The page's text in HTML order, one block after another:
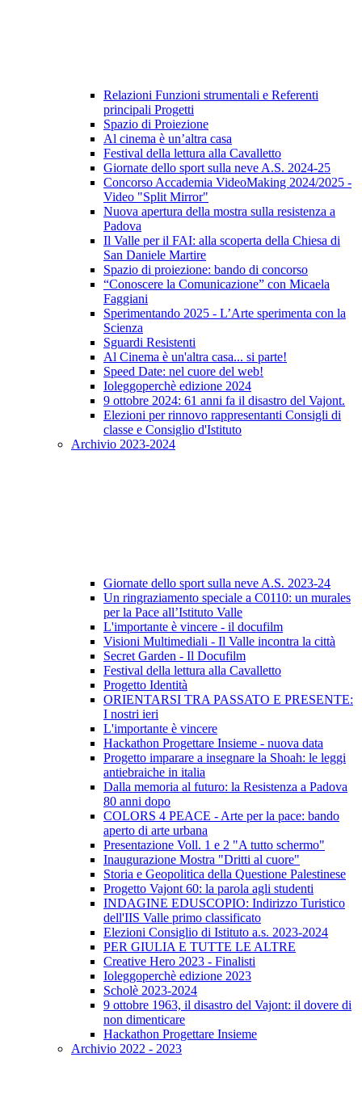
Relazioni Funzioni strumentali e Referenti
principali Progetti
Spazio di Proiezione
Al cinema è un’altra casa
Festival della lettura alla Cavalletto
Giornate dello sport sulla neve A.S. 2024-25
Concorso Accademia VideoMaking 2024/2025 -
Video "Split Mirror"
Nuova apertura della mostra sulla resistenza a
Padova
Il Valle per il FAI: alla scoperta della Chiesa di
San Daniele Martire
Spazio di proiezione: bando di concorso
“Conoscere la Comunicazione” con Micaela
Faggiani
Sperimentando 2025 - L’Arte sperimenta con la
Scienza
Sguardi Resistenti
Al Cinema è un'altra casa... si parte!
Speed Date: nel cuore del web!
Ioleggoperchè edizione 2024
9 ottobre 2024: 61 anni fa il disastro del Vajont.
Elezioni per rinnovo rappresentanti Consigli di
classe e Consiglio d'Istituto
Archivio 2023-2024
Giornate dello sport sulla neve A.S. 2023-24
Un ringraziamento speciale a C0110: un murales
per la Pace all’Istituto Valle
L'importante è vincere - il docufilm
Visioni Multimediali - Il Valle incontra la città
Secret Garden - Il Docufilm
Festival della lettura alla Cavalletto
Progetto Identità
ORIENTARSI TRA PASSATO E PRESENTE:
I nostri ieri
L'importante è vincere
Hackathon Progettare Insieme - nuova data
Progetto imparare a insegnare la Shoah: le leggi
antiebraiche in italia
Dalla memoria al futuro: la Resistenza a Padova
80 anni dopo
COLORS 4 PEACE - Arte per la pace: bando
aperto di arte urbana
Presentazione Voll. 1 e 2 "A tutto schermo"
Inaugurazione Mostra "Dritti al cuore"
Storia e Geopolitica della Questione Palestinese
Progetto Vajont 60: la parola agli studenti
INDAGINE EDUSCOPIO: Indirizzo Turistico
dell'IIS Valle primo classificato
Elezioni Consiglio di Istituto a.s. 2023-2024
PER GIULIA E TUTTE LE ALTRE
Creative Hero 2023 - Finalisti
Ioleggoperchè edizione 2023
Scholè 2023-2024
9 ottobre 1963, il disastro del Vajont: il dovere di
non dimenticare
Hackathon Progettare Insieme
Archivio 2022 - 2023